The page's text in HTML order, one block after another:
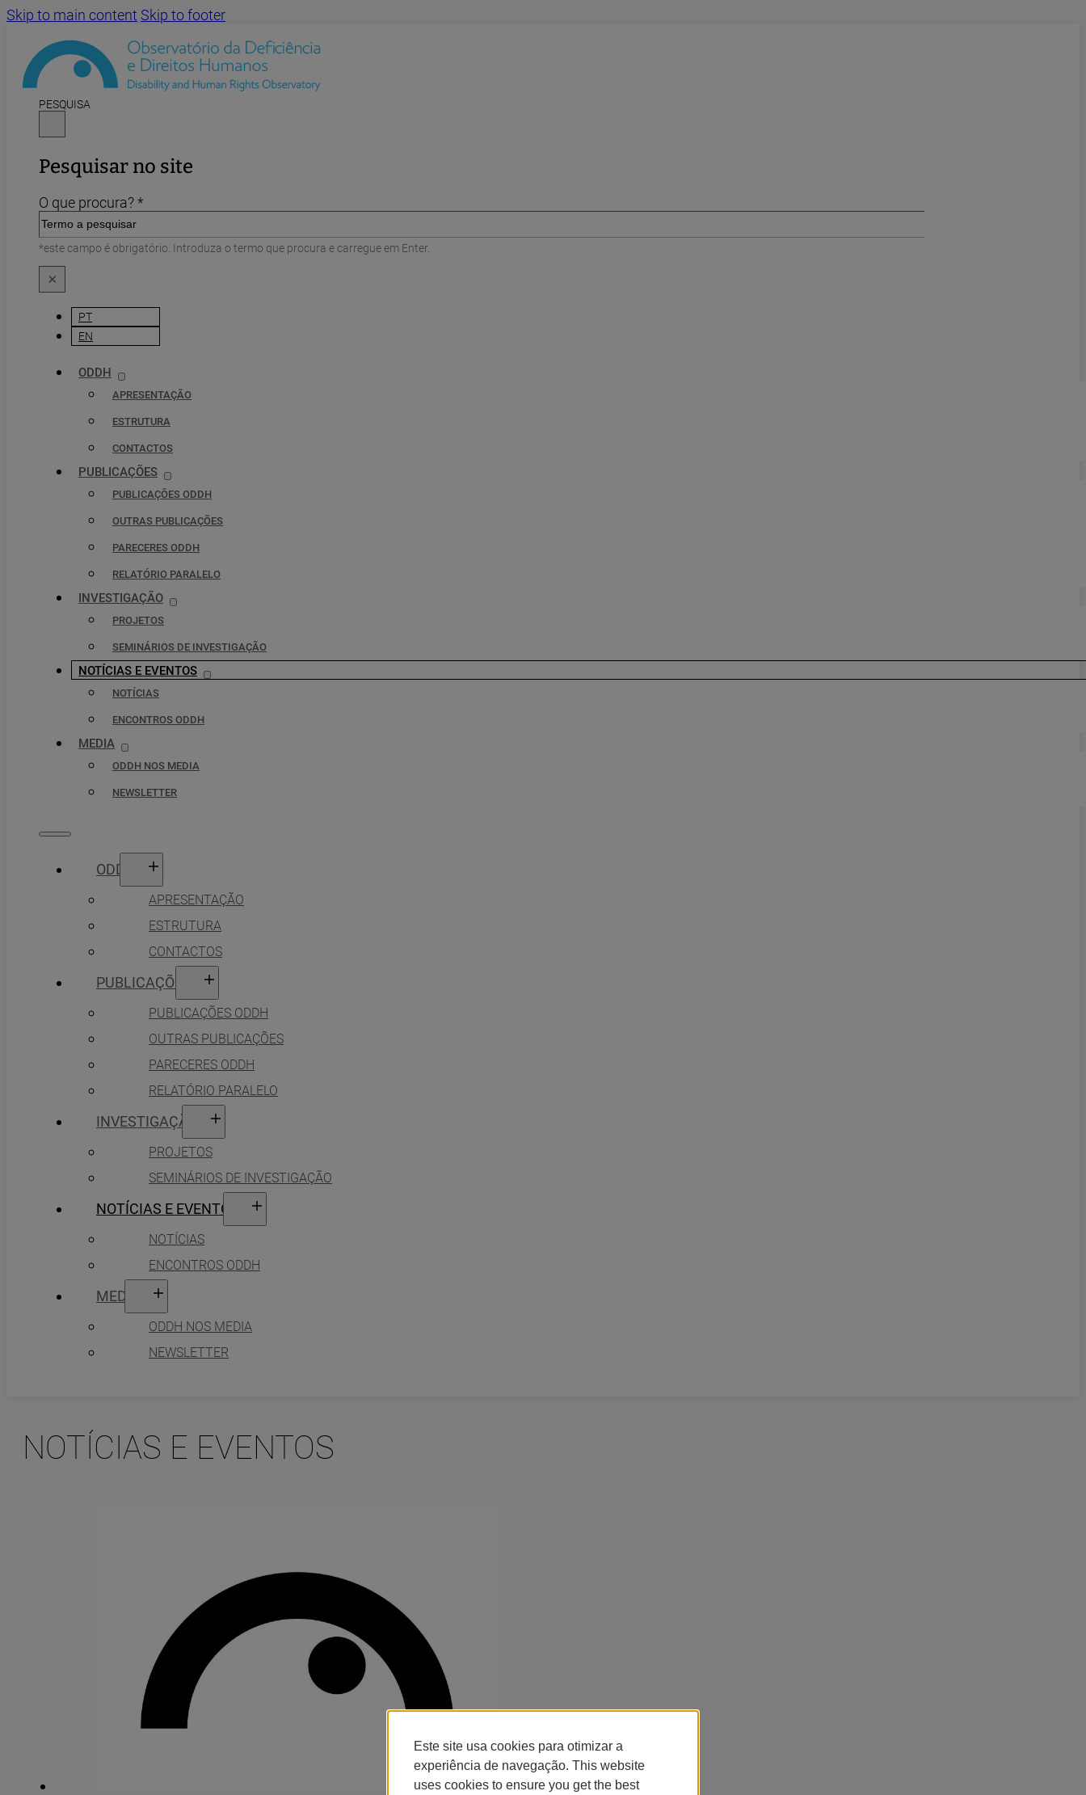
Skip to main content Skip to footer
PESQUISA
Pesquisar no site
O que procura? *
*este campo é obrigatório. Introduza o termo que procura e carregue em Enter.
×
PT
EN
ODDH
APRESENTAÇÃO
ESTRUTURA
CONTACTOS
PUBLICAÇÕES
PUBLICAÇÕES ODDH
OUTRAS PUBLICAÇÕES
PARECERES ODDH
RELATÓRIO PARALELO
INVESTIGAÇÃO
PROJETOS
SEMINÁRIOS DE INVESTIGAÇÃO
NOTÍCIAS E EVENTOS
NOTÍCIAS
ENCONTROS ODDH
MEDIA
ODDH NOS MEDIA
NEWSLETTER
ODDH
APRESENTAÇÃO
ESTRUTURA
CONTACTOS
PUBLICAÇÕES
PUBLICAÇÕES ODDH
OUTRAS PUBLICAÇÕES
PARECERES ODDH
RELATÓRIO PARALELO
INVESTIGAÇÃO
PROJETOS
SEMINÁRIOS DE INVESTIGAÇÃO
NOTÍCIAS E EVENTOS
NOTÍCIAS
ENCONTROS ODDH
MEDIA
ODDH NOS MEDIA
NEWSLETTER
NOTÍCIAS E EVENTOS
Este site usa cookies para otimizar a
experiência de navegação. This website
uses cookies to ensure you get the best